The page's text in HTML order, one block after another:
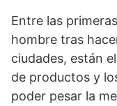
Entre las
hombre tras
ciudades, están
de productos y
poder pesar la